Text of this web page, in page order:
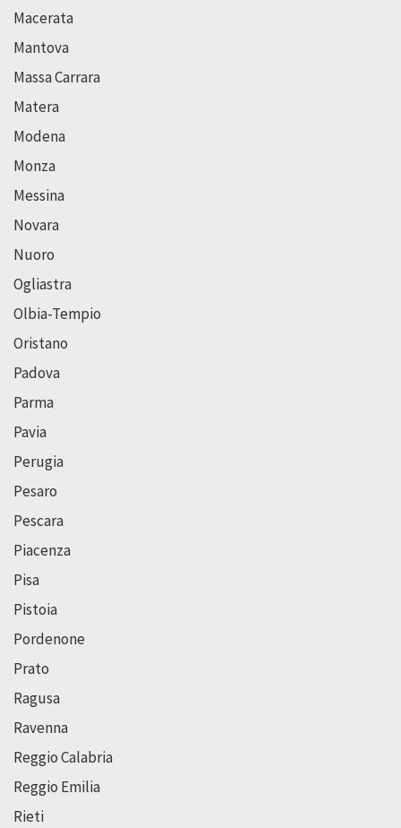
Macerata
Mantova
Massa Carrara
Matera
Modena
Monza
Messina
Novara
Nuoro
Ogliastra
Olbia-Tempio
Oristano
Padova
Parma
Pavia
Perugia
Pesaro
Pescara
Piacenza
Pisa
Pistoia
Pordenone
Prato
Ragusa
Ravenna
Reggio Calabria
Reggio Emilia
Rieti